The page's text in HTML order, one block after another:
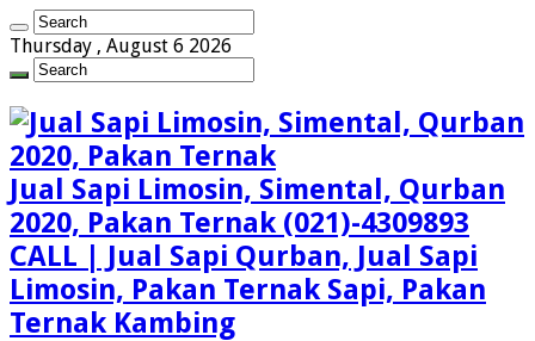
Thursday , August 6 2026
Jual Sapi Limosin, Simental, Qurban
2020, Pakan Ternak (021)-4309893
CALL | Jual Sapi Qurban, Jual Sapi
Limosin, Pakan Ternak Sapi, Pakan
Ternak Kambing